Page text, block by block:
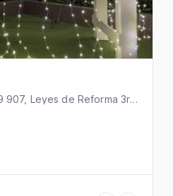
907, Leyes de Reforma 3ra